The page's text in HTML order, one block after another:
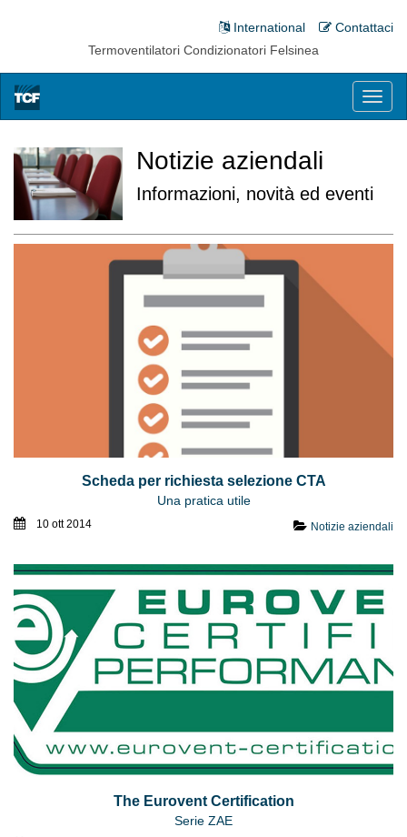
Contattaci
International
Termoventilatori Condizionatori Felsinea
Notizie aziendali
Informazioni, novità ed eventi
Scheda per richiesta selezione CTA
Una pratica utile
10 ott 2014 Notizie aziendali
The Eurovent Certification
Serie ZAE